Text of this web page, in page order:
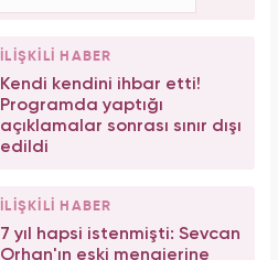
İLİŞKİLİ HABER
Kendi kendini ihbar etti!
Programda yaptığı
açıklamalar sonrası sınır dışı
edildi
İLİŞKİLİ HABER
7 yıl hapsi istenmişti: Sevcan
Orhan'ın eski menajerine